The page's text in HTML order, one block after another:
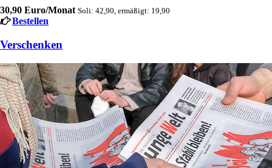
30,90 Euro/Monat Soli: 42,90, ermäßigt: 19,90
Bestellen
Verschenken